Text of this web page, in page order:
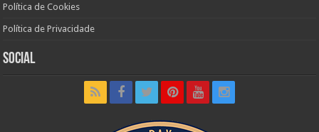
Política de Cookies
Política de Privacidade
Social